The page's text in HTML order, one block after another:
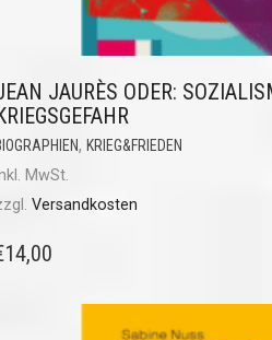
JAURÈS ODER:
, KRIEG&FRIEDEN
MwSt.
Versandkosten
14,00